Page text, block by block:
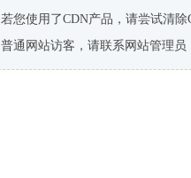
若您使用了CDN产品，请尝试清除
普通网站访客，请联系网站管理员